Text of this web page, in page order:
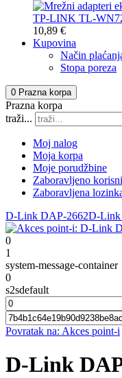
TP-LINK TL-
10,89 €
Kupovina
Način
Stopa poreza
0 Prazna korpa
Prazna korpa
traži...
Moj nalog
Moja korpa
Moje porudžbine
Zaboravljeno
Zaboravljena
D-Link DAP-2662D-Link
0
1
system-message-container
0
s2sdefault
Povratak na: Akces point-i
D-Link